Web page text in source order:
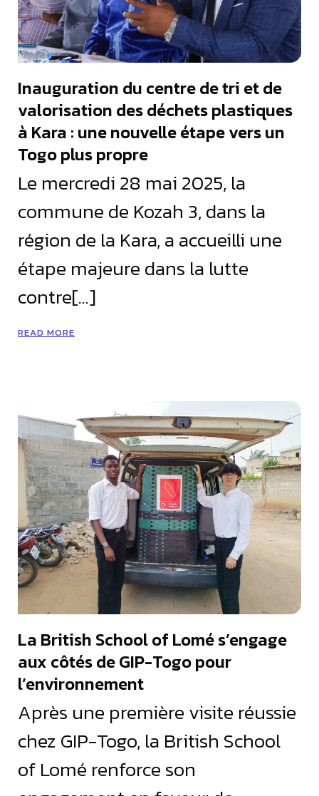
Inauguration du centre de tri et de
valorisation des déchets plastiques
à Kara : une nouvelle étape vers un
Togo plus propre
Le mercredi 28 mai 2025, la
commune de Kozah 3, dans la
région de la Kara, a accueilli une
étape majeure dans la lutte
contre[…]
READ MORE
La British School of Lomé s’engage
aux côtés de GIP-Togo pour
l’environnement
Après une première visite réussie
chez GIP-Togo, la British School
of Lomé renforce son